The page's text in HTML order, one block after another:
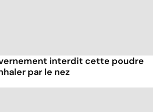
interdit cette poudre
par le nez